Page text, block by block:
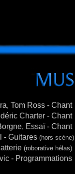
Tom Ross - Chant
Charter - Chant
Essaï - Chant
- Guitares (hors scène)
(roborative hélas)
- Programmations